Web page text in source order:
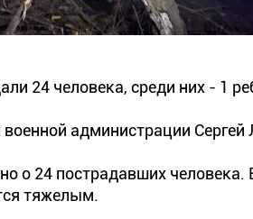
24 человека, среди них - 1
администрации Сергей
о 24 пострадавших человека.
тяжелым.